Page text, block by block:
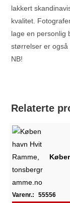
lakkert
kvalitet.
lage en personlig
størrelser er også
NB!
Relaterte
Varenr.: 55556